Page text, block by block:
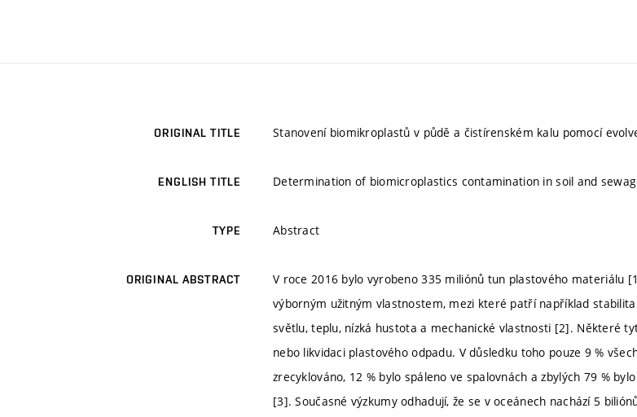
ORIGINAL TITLE Stanovení biomikroplastů v půdě a čistírenském kalu pomocí
ENGLISH TITLE Determination of biomicroplastics contamination in soil and
TYPE Abstract
ORIGINAL ABSTRACT
V roce 2016 bylo vyrobeno 335 miliónů tun plastového materiálu
výborným užitným vlastnostem, mezi které patří například
světlu, teplu, nízká hustota a mechanické vlastnosti [2]. Některé
nebo likvidaci plastového odpadu. V důsledku toho pouze 9 %
zrecyklováno, 12 % bylo spáleno ve spalovnách a zbylých 79 %
[3]. Současné výzkumy odhadují, že se v oceánech nachází 5